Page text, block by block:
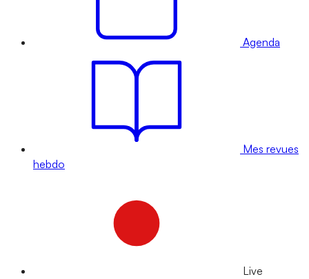
Agenda
Mes revues
hebdo
Live